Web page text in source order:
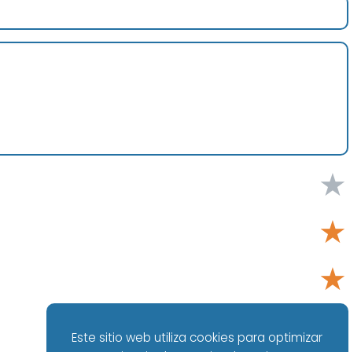
★
★
★
★
Este sitio web utiliza cookies para optimizar